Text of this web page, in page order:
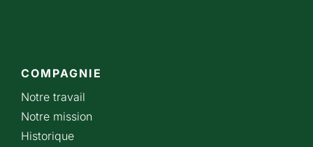
COMPAGNIE
Notre travail
Notre mission
Historique